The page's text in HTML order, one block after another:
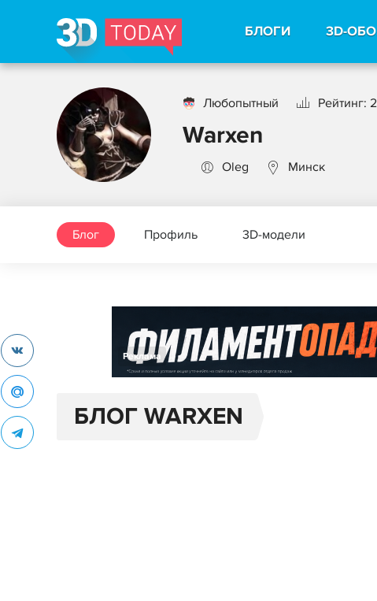
БЛОГИ 3D-
Любопытный Рейтинг:
Warxen
Oleg Минск
Блог Профиль 3D-модели
Реклама
БЛОГ WARXEN